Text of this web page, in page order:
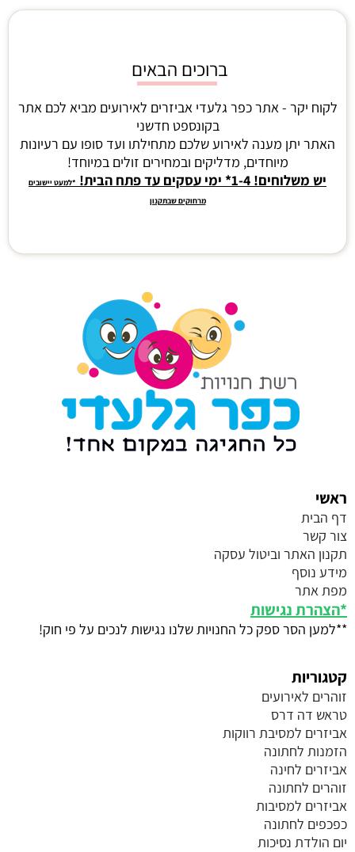
ברוכים הבאים
לקוח יקר - אתר כפר גלעדי אביזרים לאירועים מביא לכם אתר
בקונספט חדשני
האתר יתן מענה לאירוע שלכם מתחילתו ועד סופו עם רעיונות
מיוחדים, מדליקים ובמחירים זולים במיוחד!
יש משלוחים! 1-4* ימי עסקים עד פתח הבית!
*למעט יישובים
מרחוקים שבתקנון
ראשי
דף הבית
צור קשר
תקנון האתר וביטול עסקה
מידע נוסף
מפת אתר
*הצהרת נגישות
**למען הסר ספק כל החנויות שלנו נגישות לנכים על פי חוק!
קטגוריות
זוהרים לאירועים
טראש דה דרס
אביזרים למסיבת רווקות
הזמנות לחתונה
אביזרים לחינה
זוהרים לחתונה
אביזרים למסיבות
כפכפים לחתונה
יום הולדת נסיכות